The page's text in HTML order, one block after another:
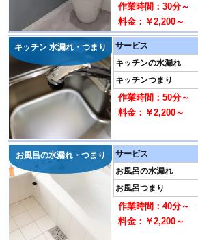
作業時間：30分～
料金：￥2,200～
キッチン 水漏れ・つまり サービス
キッチンの水漏れ
キッチンつまり
作業時間：50分～
料金：￥2,200～
お風呂の水漏れ・つまり サービス
お風呂の水漏れ
お風呂つまり
作業時間：40分～
料金：￥2,200～